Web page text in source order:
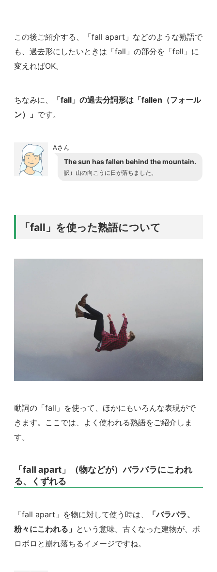
この後ご紹介する、「fall apart」などのような熟語で
も、過去形にしたいときは「fall」の部分を「fell」に
変えればOK。
ちなみに、
「fall」の過去分詞形は「fallen（フォール
ン）」 です。
Aさん
The sun has fallen behind the mountain.
訳）山の向こうに日が落ちました。
「fall」を使った熟語について
動詞の「fall」を使って、ほかにもいろんな表現がで
きます。ここでは、よく使われる熟語をご紹介しま
す。
「fall apart」（物などが）バラバラにこわれ
る、くずれる
「fall apart」を物に対して使う時は、
「バラバラ、
粉々にこわれる」 という意味。古くなった建物が、ボ
ロボロと崩れ落ちるイメージですね。